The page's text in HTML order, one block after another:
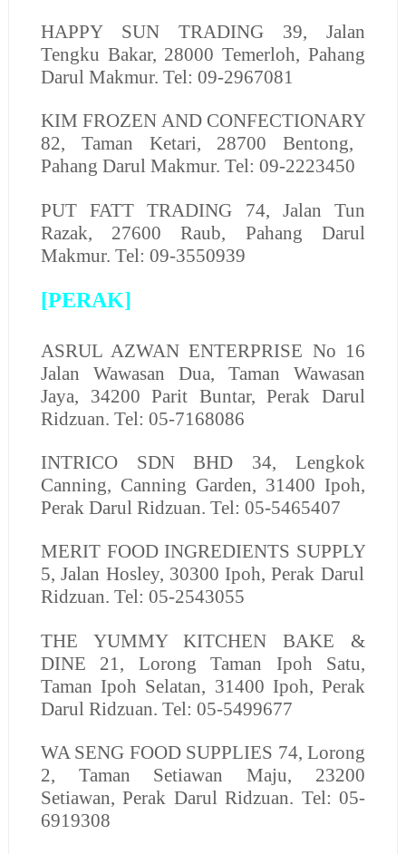
HAPPY SUN TRADING 39, Jalan
Tengku Bakar, 28000 Temerloh, Pahang
Darul Makmur. Tel: 09-2967081
KIM FROZEN AND CONFECTIONARY
82, Taman Ketari, 28700 Bentong,
Pahang Darul Makmur. Tel: 09-2223450
PUT FATT TRADING 74, Jalan Tun
Razak, 27600 Raub, Pahang Darul
Makmur. Tel: 09-3550939
[PERAK]
ASRUL AZWAN ENTERPRISE No 16
Jalan Wawasan Dua, Taman Wawasan
Jaya, 34200 Parit Buntar, Perak Darul
Ridzuan. Tel: 05-7168086
INTRICO SDN BHD 34, Lengkok
Canning, Canning Garden, 31400 Ipoh,
Perak Darul Ridzuan. Tel: 05-5465407
MERIT FOOD INGREDIENTS SUPPLY
5, Jalan Hosley, 30300 Ipoh, Perak Darul
Ridzuan. Tel: 05-2543055
THE YUMMY KITCHEN BAKE &
DINE 21, Lorong Taman Ipoh Satu,
Taman Ipoh Selatan, 31400 Ipoh, Perak
Darul Ridzuan. Tel: 05-5499677
WA SENG FOOD SUPPLIES 74, Lorong
2, Taman Setiawan Maju, 23200
Setiawan, Perak Darul Ridzuan. Tel: 05-
6919308